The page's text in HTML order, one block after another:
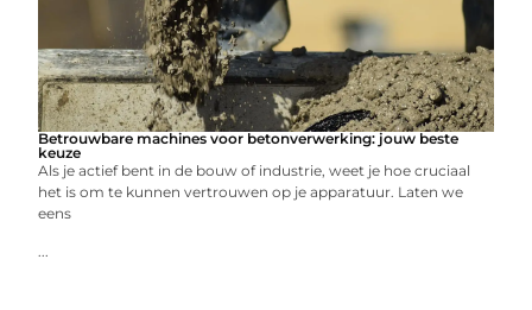
Betrouwbare machines voor betonverwerking: jouw beste
keuze
Als je actief bent in de bouw of industrie, weet je hoe cruciaal
het is om te kunnen vertrouwen op je apparatuur. Laten we
eens
...